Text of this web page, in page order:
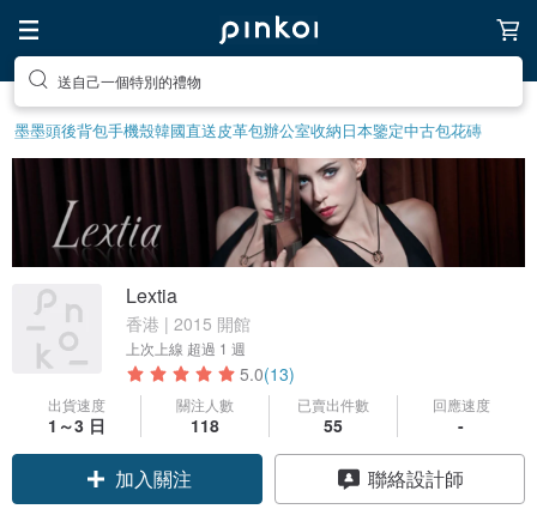
送自己一個特別的禮物
墨墨頭後背包手機殼韓國直送皮革包辦公室收納日本鑒定中古包花磚
Lextia
香港 | 2015 開館
上次上線 超過 1 週
5.0(13)
出貨速度
1～3 日
關注人數
118
已賣出件數
55
回應速度
-
加入關注
聯絡設計師